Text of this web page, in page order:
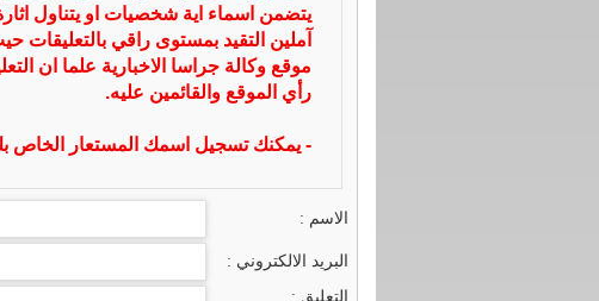
يتضمن اسماء اية شخصيات او يتناول
آملين التقيد بمستوى راقي بالتعليقات
موقع وكالة جراسا الاخبارية علما ان
رأي الموقع والقائمين عليه.
- يمكنك تسجيل اسمك المستعار الخاص
الاسم :
البريد الالكتروني :
التعليق :